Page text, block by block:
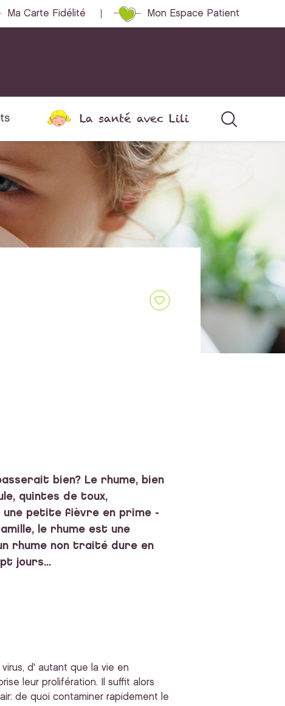
Ma Carte Fidélité Mon Espace Patient
La santé avec Lili
bien? Le rhume, bien
quintes de toux,
une petite fièvre en prime -
le rhume est une
rhume non traité dure en
jours...
d' autant que la vie en
leur prolifération. Il suffit alors
de quoi contaminer rapidement le